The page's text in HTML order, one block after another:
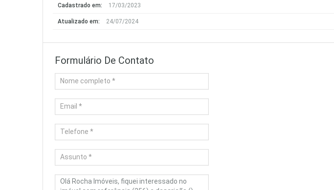
Cadastrado em: 17/03/2023
Atualizado em: 24/07/2024
Formulário De Contato